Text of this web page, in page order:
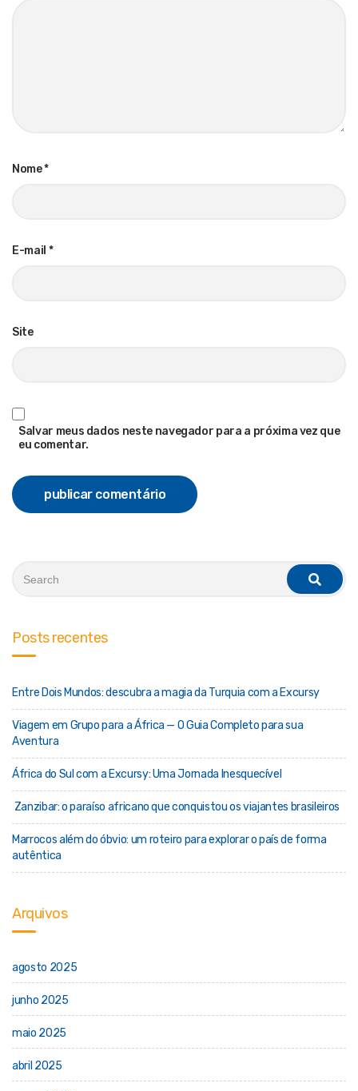
Nome*
E-mail *
Site
Salvar meus dados neste navegador para a próxima vez que
eu comentar.
for:
search
Posts recentes
Entre Dois Mundos: descubra a magia da Turquia com a Excursy
Viagem em Grupo para a África — O Guia Completo para sua
Aventura
África do Sul com a Excursy: Uma Jornada Inesquecível
Zanzibar: o paraíso africano que conquistou os viajantes brasileiros
Marrocos além do óbvio: um roteiro para explorar o país de forma
autêntica
Arquivos
agosto 2025
junho 2025
maio 2025
abril 2025